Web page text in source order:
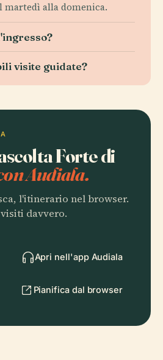
martedì alla domenica.
visite guidate?
Forte di
Audiala.
l'itinerario nel browser.
davvero.
Apri nell'app Audiala
Pianifica dal browser